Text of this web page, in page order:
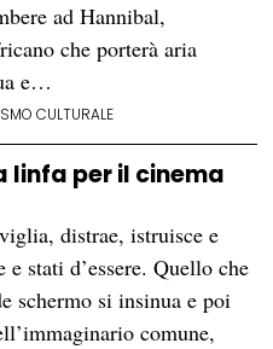
ad Hannibal,
che porterà aria
e…
CULTURALE
linfa per il cinema
distrae, istruisce e
stati d’essere. Quello che
schermo si insinua e poi
comune,